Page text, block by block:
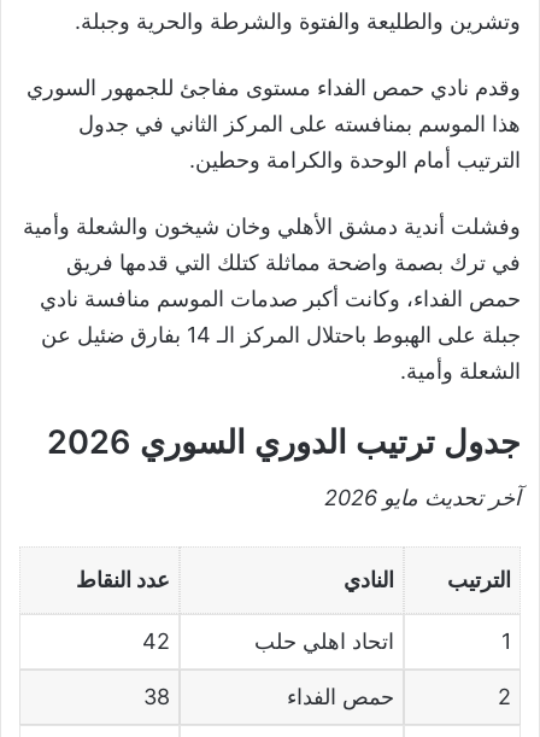
وتشرين والطليعة والفتوة والشرطة والحرية وجبلة.
وقدم نادي حمص الفداء مستوى مفاجئ للجمهور السوري
هذا الموسم بمنافسته على المركز الثاني في جدول
الترتيب أمام الوحدة والكرامة وحطين.
وفشلت أندية دمشق الأهلي وخان شيخون والشعلة وأمية
في ترك بصمة واضحة مماثلة كتلك التي قدمها فريق
حمص الفداء، وكانت أكبر صدمات الموسم منافسة نادي
جبلة على الهبوط باحتلال المركز الـ 14 بفارق ضئيل عن
الشعلة وأمية.
جدول ترتيب الدوري السوري 2026
آخر تحديث مايو 2026
الترتيب النادي عدد النقاط
1 اتحاد اهلي حلب 42
2 حمص الفداء 38